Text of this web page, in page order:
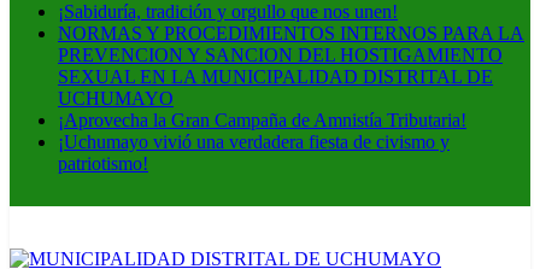
¡Sabiduría, tradición y orgullo que nos unen!
NORMAS Y PROCEDIMIENTOS INTERNOS PARA LA
PREVENCION Y SANCION DEL HOSTIGAMIENTO
SEXUAL EN LA MUNICIPALIDAD DISTRITAL DE
UCHUMAYO
¡Aprovecha la Gran Campaña de Amnistía Tributaria!
¡Uchumayo vivió una verdadera fiesta de civismo y
patriotismo!